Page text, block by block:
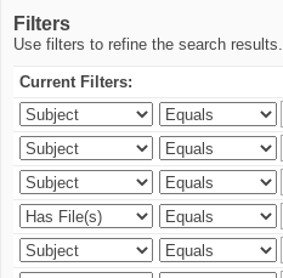
Filters
Use filters to refine the search results.
Current Filters: